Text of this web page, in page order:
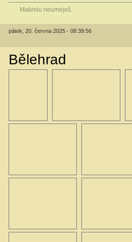
Makrelu neumeješ.
pátek, 20. června 2025 - 08:39:56
Bělehrad